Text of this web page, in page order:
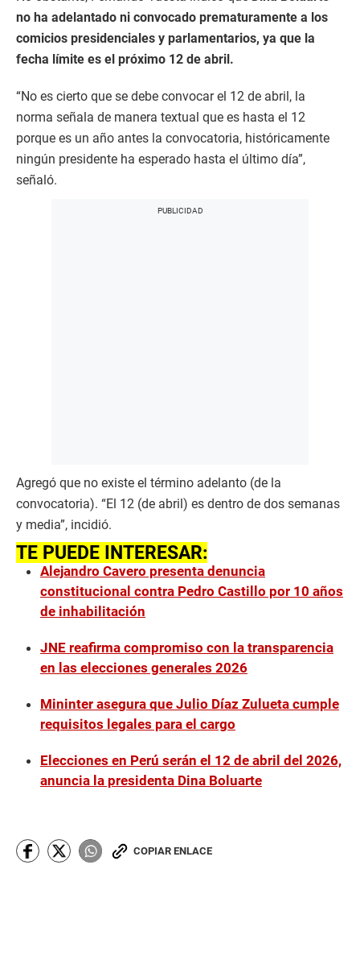
no ha adelantado ni convocado prematuramente a los
comicios presidenciales y parlamentarios, ya que la
fecha límite es el próximo 12 de abril.
“No es cierto que se debe convocar el 12 de abril, la
norma señala de manera textual que es hasta el 12
porque es un año antes la convocatoria, históricamente
ningún presidente ha esperado hasta el último día”,
señaló.
Agregó que no existe el término adelanto (de la
convocatoria). “El 12 (de abril) es dentro de dos semanas
y media”, incidió.
TE PUEDE INTERESAR:
Alejandro Cavero presenta denuncia
constitucional contra Pedro Castillo por 10 años
de inhabilitación
JNE reafirma compromiso con la transparencia
en las elecciones generales 2026
Mininter asegura que Julio Díaz Zulueta cumple
requisitos legales para el cargo
Elecciones en Perú serán el 12 de abril del 2026,
anuncia la presidenta Dina Boluarte
COPIAR ENLACE